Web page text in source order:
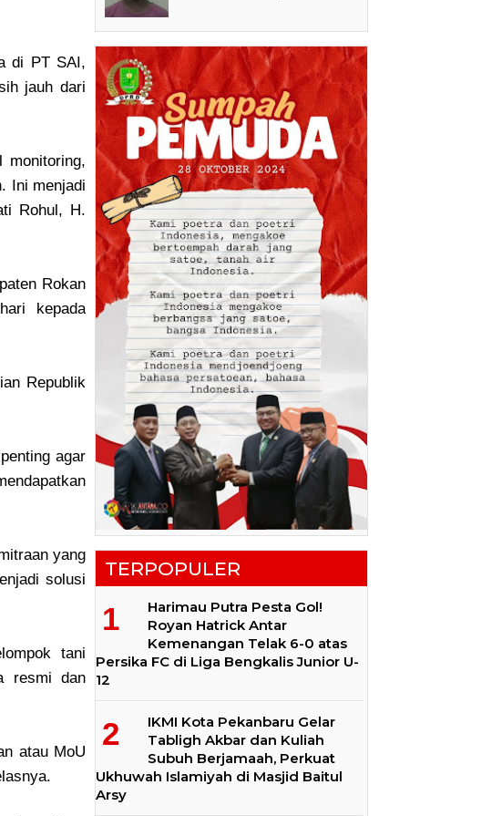
di PT SAI,
jauh dari
monitoring,
Ini menjadi
Rohul, H.
Rokan
kepada
Republik
agar
yang
solusi
tani
resmi dan
atau MoU
TERPOPULER
Harimau Putra Pesta Gol!
Royan Hatrick Antar
Kemenangan Telak 6-0 atas
Persika FC di Liga Bengkalis Junior U-
12
IKMI Kota Pekanbaru Gelar
Tabligh Akbar dan Kuliah
Subuh Berjamaah, Perkuat
Ukhuwah Islamiyah di Masjid Baitul
Arsy